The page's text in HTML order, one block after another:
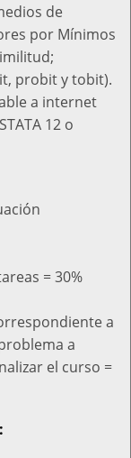
de
por Mínimos
probit y tobit).
a internet
12 o
= 30%
a
a
el curso =